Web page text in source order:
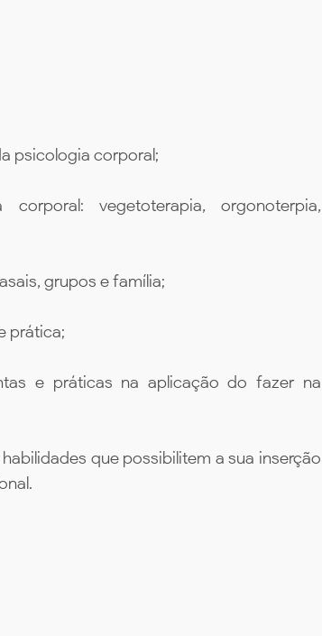
psicologia corporal;
vegetoterapia, orgonoterpia,
grupos e família;
prática;
e práticas na aplicação do fazer na
que possibilitem a sua inserção